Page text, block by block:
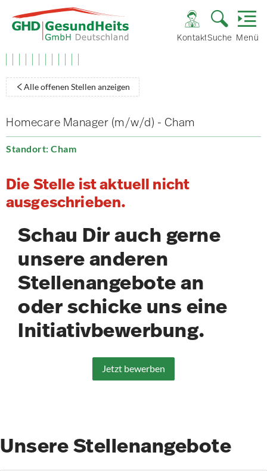
KontaktSuche Menü
Alle offenen Stellen anzeigen
Homecare Manager (m/w/d) - Cham
Standort: Cham
Die Stelle ist aktuell nicht
ausgeschrieben.
Schau Dir auch gerne
unsere anderen
Stellenangebote an
oder schicke uns eine
Initiativbewerbung.
Jetzt bewerben
Unsere Stellenangebote